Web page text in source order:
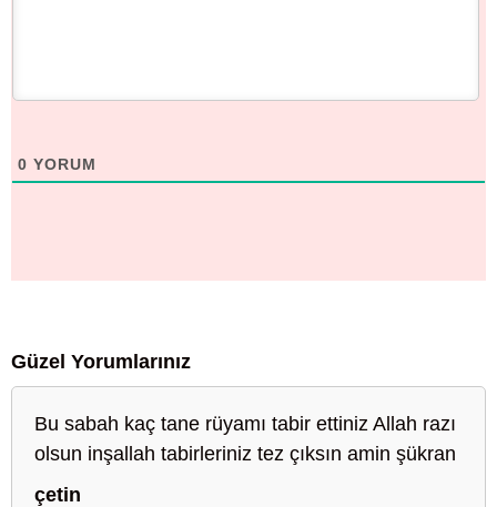
0 YORUM
Güzel Yorumlarınız
Bu sabah kaç tane rüyamı tabir ettiniz Allah razı
olsun inşallah tabirleriniz tez çıksın amin şükran
çetin